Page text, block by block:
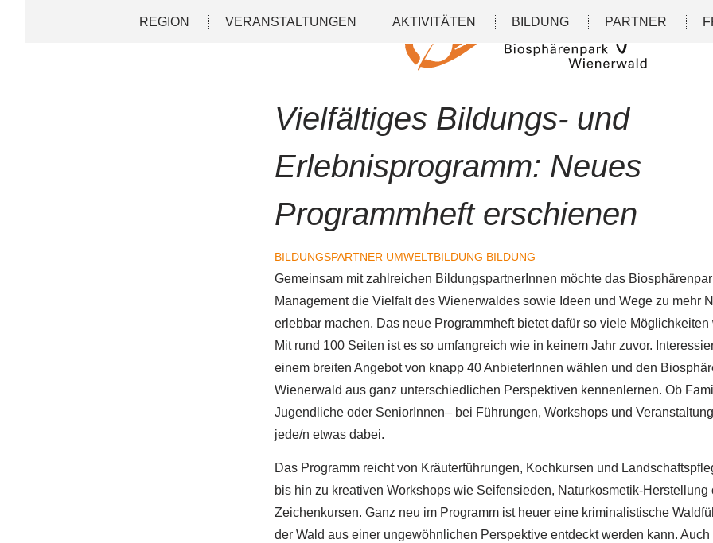
REGION VERANSTALTUNGEN AKTIVITÄTEN BILDUNG PARTNER
Vielfältiges Bildungs- und
Erlebnisprogramm: Neues
Programmheft erschienen
BILDUNGSPARTNER UMWELTBILDUNG BILDUNG
Gemeinsam mit zahlreichen BildungspartnerInnen möchte das
Management die Vielfalt des Wienerwaldes sowie Ideen und Wege zu mehr
erlebbar machen. Das neue Programmheft bietet dafür so viele Möglichkeiten
Mit rund 100 Seiten ist es so umfangreich wie in keinem Jahr zuvor.
einem breiten Angebot von knapp 40 AnbieterInnen wählen und den
Wienerwald aus ganz unterschiedlichen Perspektiven kennenlernen. Ob
Jugendliche oder SeniorInnen– bei Führungen, Workshops und
jede/n etwas dabei.
Das Programm reicht von Kräuterführungen, Kochkursen und
bis hin zu kreativen Workshops wie Seifensieden, Naturkosmetik-Herstellung
Zeichenkursen. Ganz neu im Programm ist heuer eine kriminalistische
der Wald aus einer ungewöhnlichen Perspektive entdeckt werden kann. Auch